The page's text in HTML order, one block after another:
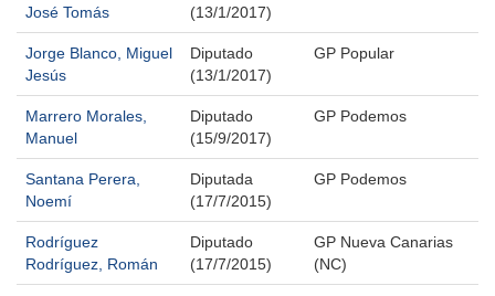
José Tomás
(13/1/2017)
Jorge Blanco, Miguel
Jesús
Diputado
(13/1/2017)
GP Popular
Marrero Morales,
Manuel
Diputado
(15/9/2017)
GP Podemos
Santana Perera,
Noemí
Diputada
(17/7/2015)
GP Podemos
Rodríguez
Rodríguez, Román
Diputado
(17/7/2015)
GP Nueva Canarias
(NC)